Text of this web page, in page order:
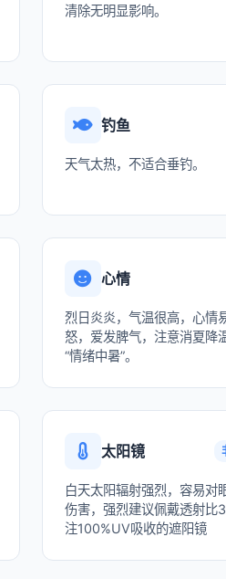
清除无明显影响。
钓鱼
天气太热，不适合垂钓。
心情
烈日炎炎，气温很高，心情
怒，爱发脾气，注意消夏降
“情绪中暑”。
太阳镜
白天太阳辐射强烈，容易对
伤害，强烈建议佩戴透射比
注100%UV吸收的遮阳镜